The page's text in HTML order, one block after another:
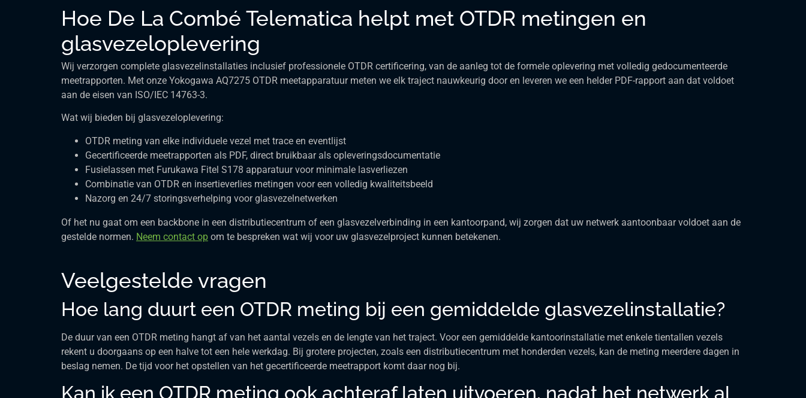
Hoe De La Combé Telematica helpt met OTDR metingen en
glasvezeloplevering
Wij verzorgen complete glasvezelinstallaties inclusief professionele OTDR certificering, van de aanleg tot de formele oplevering met volledig gedocumenteerde
meetrapporten. Met onze Yokogawa AQ7275 OTDR meetapparatuur meten we elk traject nauwkeurig door en leveren we een helder PDF-rapport aan dat voldoet
aan de eisen van ISO/IEC 14763-3.
Wat wij bieden bij glasvezeloplevering:
OTDR meting van elke individuele vezel met trace en eventlijst
Gecertificeerde meetrapporten als PDF, direct bruikbaar als opleveringsdocumentatie
Fusielassen met Furukawa Fitel S178 apparatuur voor minimale lasverliezen
Combinatie van OTDR en insertieverlies metingen voor een volledig kwaliteitsbeeld
Nazorg en 24/7 storingsverhelping voor glasvezelnetwerken
Of het nu gaat om een backbone in een distributiecentrum of een glasvezelverbinding in een kantoorpand, wij zorgen dat uw netwerk aantoonbaar voldoet aan de
gestelde normen. Neem contact op om te bespreken wat wij voor uw glasvezelproject kunnen betekenen.
Veelgestelde vragen
Hoe lang duurt een OTDR meting bij een gemiddelde glasvezelinstallatie?
De duur van een OTDR meting hangt af van het aantal vezels en de lengte van het traject. Voor een gemiddelde kantoorinstallatie met enkele tientallen vezels
rekent u doorgaans op een halve tot een hele werkdag. Bij grotere projecten, zoals een distributiecentrum met honderden vezels, kan de meting meerdere dagen in
beslag nemen. De tijd voor het opstellen van het gecertificeerde meetrapport komt daar nog bij.
Kan ik een OTDR meting ook achteraf laten uitvoeren, nadat het netwerk al